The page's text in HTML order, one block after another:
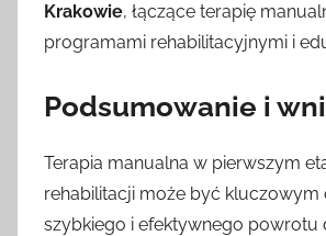
Krakowie, łączące terapię
programami rehabilitacyjnymi i
Podsumowanie i
Terapia manualna w pierwszym
rehabilitacji może być kluczowym
szybkiego i efektywnego powrotu